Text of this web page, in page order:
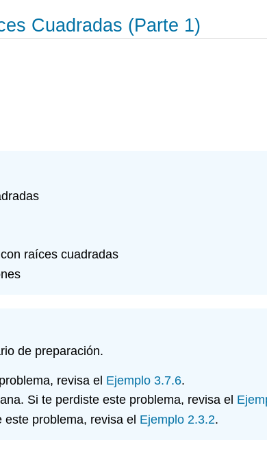
Cuadradas (Parte 1)
raíces cuadradas
de preparación.
revisa el Ejemplo 3.7.6.
Si te perdiste este problema, revisa el
problema, revisa el Ejemplo 2.3.2.